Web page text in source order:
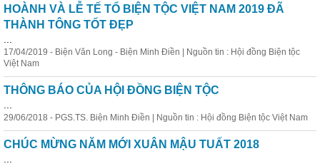
HOÀNH VÀ LỄ TẾ TỔ BIỆN TỘC VIỆT NAM 2019 ĐÃ
THÀNH TÔNG TỐT ĐẸP
17/04/2019 - Biện Văn Long - Biện Minh Điền | Nguồn tin : Hội đồng Biện tộc
Việt Nam
THÔNG BÁO CỦA HỘI ĐỒNG BIỆN TỘC
29/06/2018 - PGS.TS. Biện Minh Điền | Nguồn tin : Hội đồng Biện tộc Việt Nam
CHÚC MỪNG NĂM MỚI XUÂN MẬU TUẤT 2018